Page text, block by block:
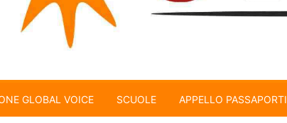
GLOBAL VOICE SCUOLE APPELLO PASSAPORTI